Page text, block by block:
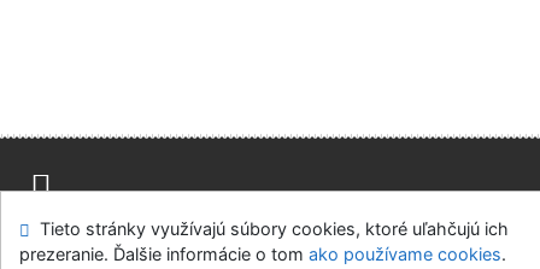
Mapa stránok Prístupnosť
Súkromie
Modul OpenSearch
Napíšte nám Nastavenie cookies
Tieto stránky využívajú súbory cookies, ktoré uľahčujú ich
prezeranie. Ďalšie informácie o tom ako používame cookies.